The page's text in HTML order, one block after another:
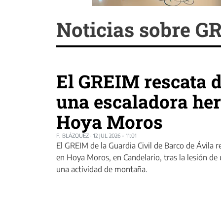
Noticias sobre
El GREIM rescata
una escaladora
Hoya Moros
F. BLÁZQUEZ · 12 JUL 2026 - 11:01
El GREIM de la Guardia Civil de Barco de Ávila
en Hoya Moros, en Candelario, tras la lesión
una actividad de montaña.